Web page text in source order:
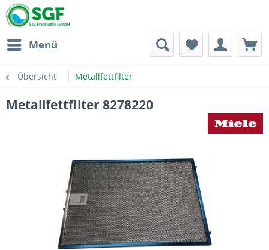
Menü
Übersicht Metallfettfilter
Metallfettfilter 8278220